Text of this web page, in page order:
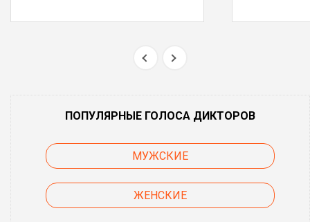
ПОПУЛЯРНЫЕ ГОЛОСА ДИКТОРОВ
МУЖСКИЕ
ЖЕНСКИЕ